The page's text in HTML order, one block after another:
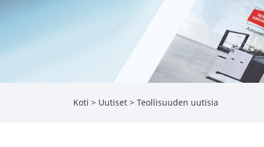
Koti > Uutiset > Teollisuuden uutisia